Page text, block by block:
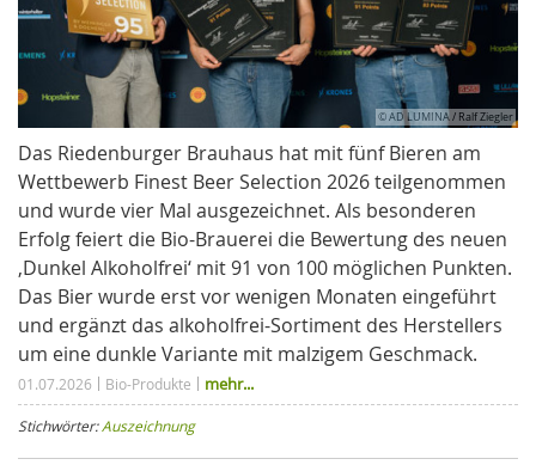
© AD LUMINA / Ralf Ziegler
Das Riedenburger Brauhaus hat mit fünf Bieren am
Wettbewerb Finest Beer Selection 2026 teilgenommen
und wurde vier Mal ausgezeichnet. Als besonderen
Erfolg feiert die Bio-Brauerei die Bewertung des neuen
‚Dunkel Alkoholfrei‘ mit 91 von 100 möglichen Punkten.
Das Bier wurde erst vor wenigen Monaten eingeführt
und ergänzt das alkoholfrei-Sortiment des Herstellers
um eine dunkle Variante mit malzigem Geschmack.
01.07.2026 Bio-Produkte mehr...
Stichwörter:Auszeichnung